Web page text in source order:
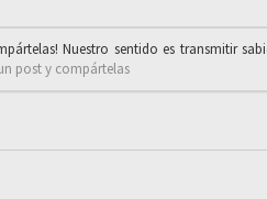
Nuestro sentido es transmitir
post y compártelas